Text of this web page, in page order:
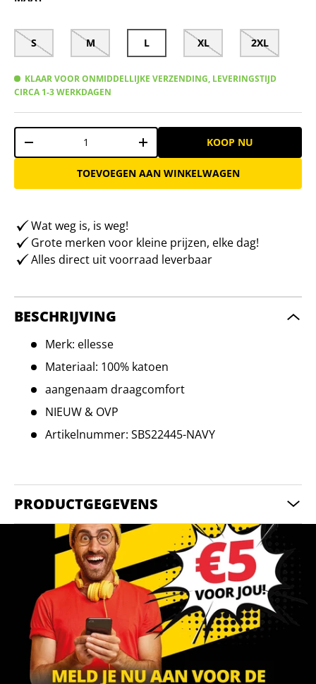
S M L XL 2XL
KLAAR VOOR ONMIDDELLIJKE VERZENDING, LEVERINGSTIJD
CIRCA 1-3 WERKDAGEN
Aantal
-
+ KOOP NU
TOEVOEGEN AAN WINKELWAGEN
Wat weg is, is weg!
Grote merken voor kleine prijzen, elke dag!
Alles direct uit voorraad leverbaar
BESCHRIJVING
Merk: ellesse
Materiaal: 100% katoen
aangenaam draagcomfort
NIEUW & OVP
Artikelnummer: SBS22445-NAVY
PRODUCTGEGEVENS